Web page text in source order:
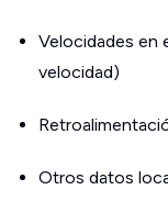
Velocidades en
velocidad)
Otros datos